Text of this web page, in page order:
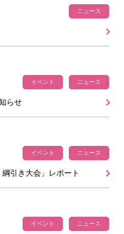
ニュース
イベント ニュース
らせ
イベント ニュース
引き大会」レポート
イベント ニュース